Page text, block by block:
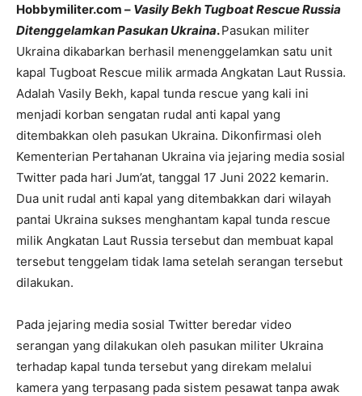
Hobbymiliter.com – Vasily Bekh Tugboat Rescue Russia
Ditenggelamkan Pasukan Ukraina.Pasukan militer
Ukraina dikabarkan berhasil menenggelamkan satu unit
kapal Tugboat Rescue milik armada Angkatan Laut Russia.
Adalah Vasily Bekh, kapal tunda rescue yang kali ini
menjadi korban sengatan rudal anti kapal yang
ditembakkan oleh pasukan Ukraina. Dikonfirmasi oleh
Kementerian Pertahanan Ukraina via jejaring media sosial
Twitter pada hari Jum’at, tanggal 17 Juni 2022 kemarin.
Dua unit rudal anti kapal yang ditembakkan dari wilayah
pantai Ukraina sukses menghantam kapal tunda rescue
milik Angkatan Laut Russia tersebut dan membuat kapal
tersebut tenggelam tidak lama setelah serangan tersebut
dilakukan.
Pada jejaring media sosial Twitter beredar video
serangan yang dilakukan oleh pasukan militer Ukraina
terhadap kapal tunda tersebut yang direkam melalui
kamera yang terpasang pada sistem pesawat tanpa awak